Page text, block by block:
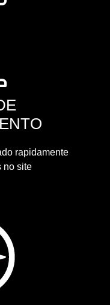
rapidamente
no site